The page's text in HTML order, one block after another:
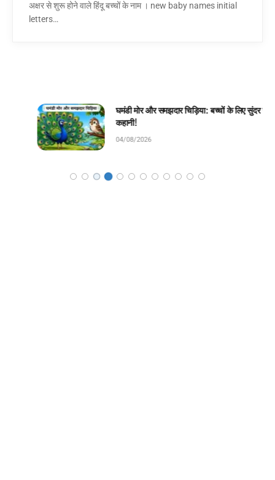
अक्षर से शुरू होने वाले हिंदू बच्चों के नाम । new baby names initial
letters…
घमंडी मोर और समझदार चिड़िया: बच्चों के लिए सुंदर जंगल
कहानी!
04/08/2026